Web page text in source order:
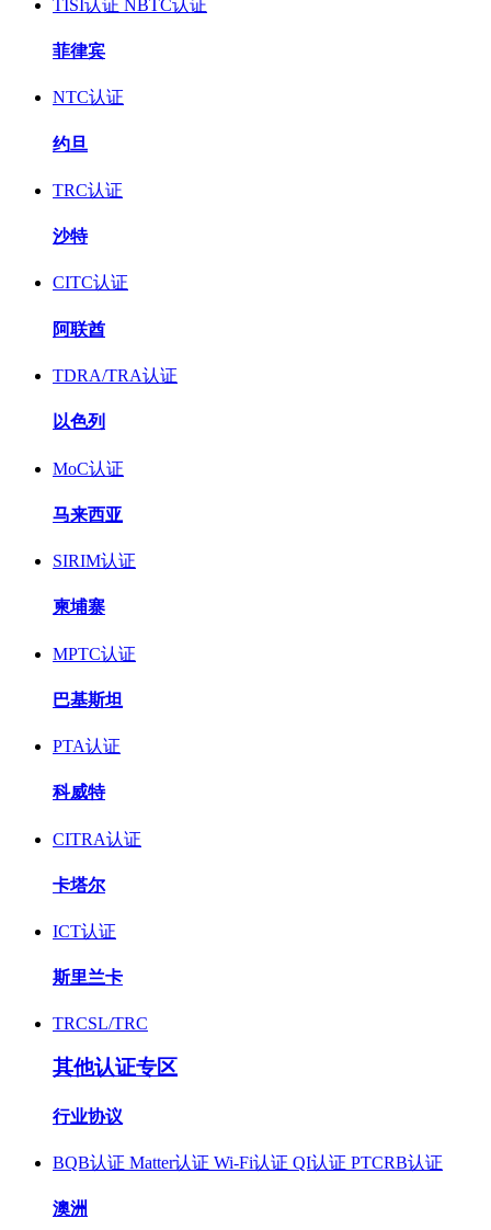
TISI认证 NBTC认证
菲律宾
NTC认证
约旦
TRC认证
沙特
CITC认证
阿联酋
TDRA/TRA认证
以色列
MoC认证
马来西亚
SIRIM认证
柬埔寨
MPTC认证
巴基斯坦
PTA认证
科威特
CITRA认证
卡塔尔
ICT认证
斯里兰卡
TRCSL/TRC
其他认证专区
行业协议
BQB认证 Matter认证 Wi-Fi认证 QI认证 PTCRB认证
澳洲